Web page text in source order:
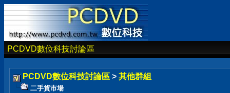
PCDVD數位科技討論區
PCDVD數位科技討論區 > 其他群組
二手貨市場